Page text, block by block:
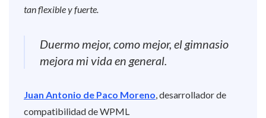
tan flexible y fuerte.
Duermo mejor, como mejor, el gimnasio
mejora mi vida en general.
Juan Antonio de Paco Moreno, desarrollador de
compatibilidad de WPML